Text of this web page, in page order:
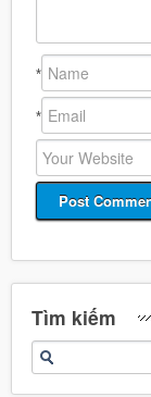
*
*
Tìm kiếm